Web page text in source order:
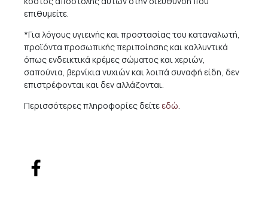
επιθυμείτε.
*Για λόγους υγιεινής και προστασίας του καταναλωτή,
προϊόντα προσωπικής περιποίησης και καλλυντικά
όπως ενδεικτικά κρέμες σώματος και χεριών,
σαπούνια, βερνίκια νυχιών και λοιπά συναφή είδη, δεν
επιστρέφονται και δεν αλλάζονται.
Περισσότερες πληροφορίες δείτε εδώ.